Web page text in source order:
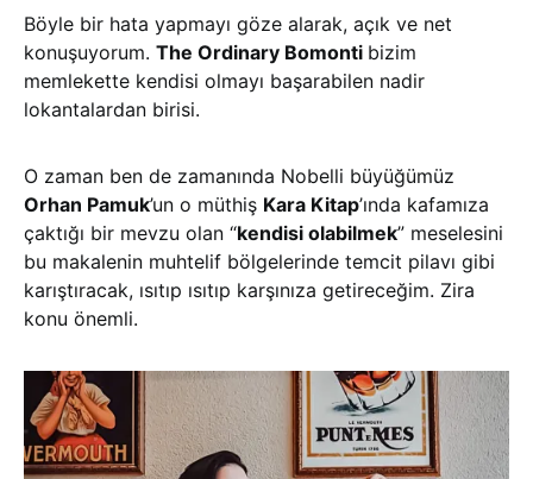
Böyle bir hata yapmayı göze alarak, açık ve net
konuşuyorum. The Ordinary Bomonti bizim
memlekette kendisi olmayı başarabilen nadir
lokantalardan birisi.
O zaman ben de zamanında Nobelli büyüğümüz
Orhan Pamuk’un o müthiş Kara Kitap’ında kafamıza
çaktığı bir mevzu olan “kendisi olabilmek” meselesini
bu makalenin muhtelif bölgelerinde temcit pilavı gibi
karıştıracak, ısıtıp ısıtıp karşınıza getireceğim. Zira
konu önemli.